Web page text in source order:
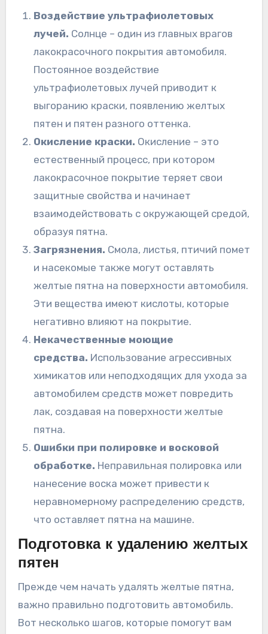
Воздействие ультрафиолетовых
лучей. Солнце – один из главных врагов
лакокрасочного покрытия автомобиля.
Постоянное воздействие
ультрафиолетовых лучей приводит к
выгоранию краски, появлению желтых
пятен и пятен разного оттенка.
Окисление краски. Окисление – это
естественный процесс, при котором
лакокрасочное покрытие теряет свои
защитные свойства и начинает
взаимодействовать с окружающей средой,
образуя пятна.
Загрязнения. Смола, листья, птичий помет
и насекомые также могут оставлять
желтые пятна на поверхности автомобиля.
Эти вещества имеют кислоты, которые
негативно влияют на покрытие.
Некачественные моющие
средства. Использование агрессивных
химикатов или неподходящих для ухода за
автомобилем средств может повредить
лак, создавая на поверхности желтые
пятна.
Ошибки при полировке и восковой
обработке. Неправильная полировка или
нанесение воска может привести к
неравномерному распределению средств,
что оставляет пятна на машине.
Подготовка к удалению желтых
пятен
Прежде чем начать удалять желтые пятна,
важно правильно подготовить автомобиль.
Вот несколько шагов, которые помогут вам